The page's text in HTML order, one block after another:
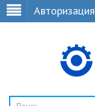
Авторизация